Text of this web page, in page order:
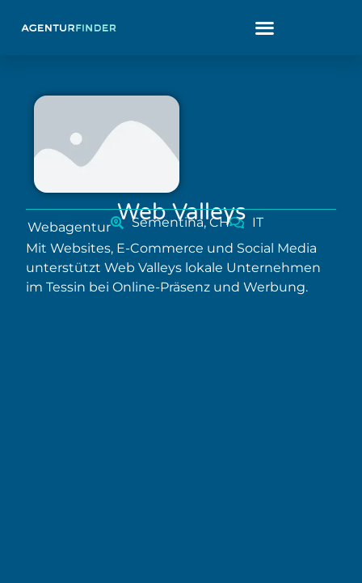
Web Valleys
Webagentur Sementina, CH
IT
Mit Websites, E-Commerce und Social Media
unterstützt Web Valleys lokale Unternehmen
im Tessin bei Online-Präsenz und Werbung.